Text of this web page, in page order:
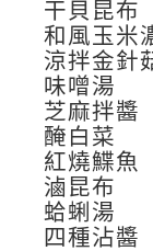
干貝昆布
和風玉米
涼拌金針
味噌湯
芝麻拌醬
醃白菜
紅燒鰈魚
滷昆布
蛤蜊湯
四種沾醬